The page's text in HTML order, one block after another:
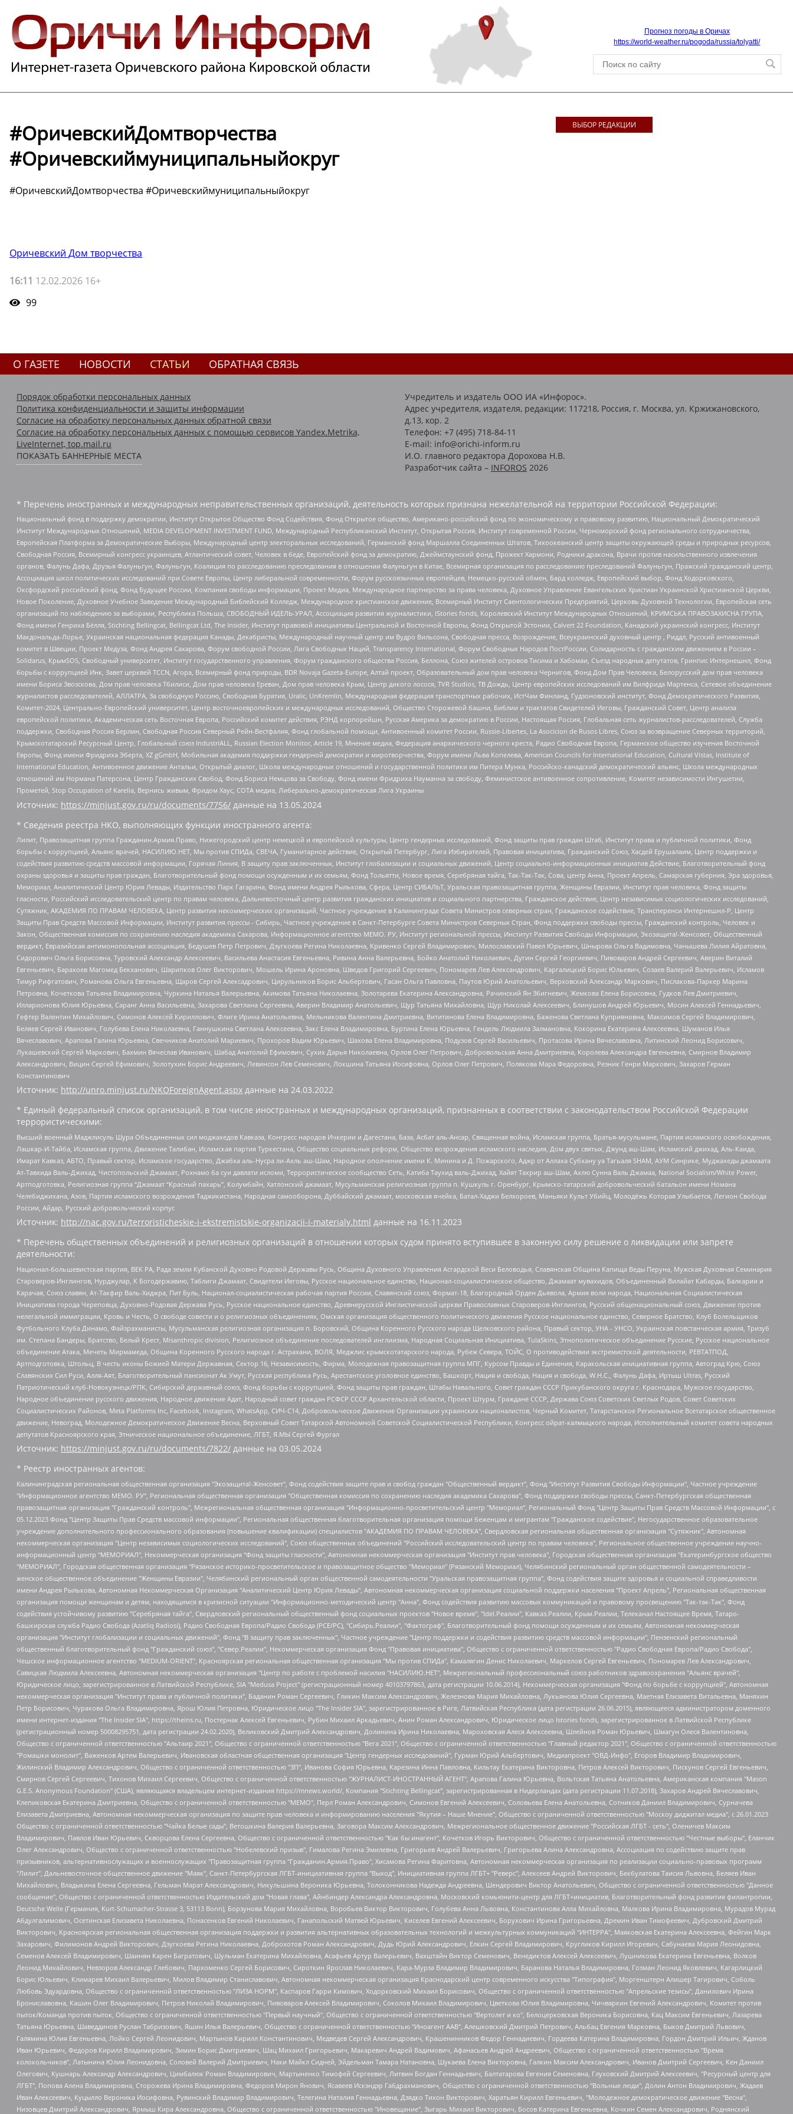
Прогноз погоды в Оричах
https://world-weather.ru/pogoda/russia/tolyatti/
#ОричевскийДомтворчества
#Оричевскиймуниципальныйокруг
#ОричевскийДомтворчества #Оричевскиймуниципальныйокруг
Оричевский Дом творчества
16:11 12.02.2026 16+
99
ВЫБОР РЕДАКЦИИ
О ГАЗЕТЕ НОВОСТИ СТАТЬИ ОБРАТНАЯ СВЯЗЬ
Порядок обработки персональных данных
Политика конфиденциальности и защиты информации
Согласие на обработку персональных данных обратной связи
Согласие на обработку персональных данных с помощью сервисов Yandex.Metrika,
LiveInternet, top.mail.ru
ПОКАЗАТЬ БАННЕРНЫЕ МЕСТА
Учредитель и издатель ООО ИА «Инфорос».
Адрес учредителя, издателя, редакции: 117218, Россия, г. Москва, ул. Кржижановского,
д.13, кор. 2
Телефон: +7 (495) 718-84-11
E-mail: info@orichi-inform.ru
И.О. главного редактора Дорохова Н.В.
Разработчик сайта – INFOROS 2026
* Перечень иностранных и международных неправительственных организаций, деятельность которых признана нежелательной на территории Российской Федерации:
Национальный фонд в поддержку демократии, Институт Открытое Общество Фонд Содействия, Фонд Открытое общество, Американо-российский фонд по экономическому и правовому развитию, Национальный Демократический
Институт Международных Отношений, MEDIA DEVELOPMENT INVESTMENT FUND, Международный Республиканский Институт, Открытая Россия, Институт современной России, Черноморский фонд регионального сотрудничества,
Европейская Платформа за Демократические Выборы, Международный центр электоральных исследований, Германский фонд Маршалла Соединенных Штатов, Тихоокеанский центр защиты окружающей среды и природных ресурсов,
Свободная Россия, Всемирный конгресс украинцев, Атлантический совет, Человек в беде, Европейский фонд за демократию, Джеймстаунский фонд, Прожект Хармони, Родники дракона, Врачи против насильственного извлечения
органов, Фалунь Дафа, Друзья Фалуньгун, Фалуньгун, Коалиция по расследованию преследования в отношении Фалуньгун в Китае, Всемирная организация по расследованию преследований Фалуньгун, Пражский гражданский центр,
Ассоциация школ политических исследований при Совете Европы, Центр либеральной современности, Форум русскоязычных европейцев, Немецко-русский обмен, Бард колледж, Европейский выбор, Фонд Ходорковского,
Оксфордский российский фонд, Фонд Будущее России, Компания свободы информации, Проект Медиа, Международное партнерство за права человека, Духовное Управление Евангельских Христиан Украинской Христианской Церкви,
Новое Поколение, Духовное Учебное Заведение Международный Библейский Колледж, Международное христианское движение, Всемирный Институт Саентологических Предприятий, Церковь Духовной Технологии, Европейская сеть
организаций по наблюдению за выборами, Республика Польша, СВОБОДНЫЙ ИДЕЛЬ-УРАЛ, Ассоциация развития журналистики, IStories fonds, Королевский Институт Международных Отношений, КРИМСЬКА ПРАВОЗАХИСНА ГРУПА,
Фонд имени Генриха Бёлля, Stichting Bellingcat, Bellingcat Ltd, The Insider, Институт правовой инициативы Центральной и Восточной Европы, Фонд Открытой Эстонии, Calvert 22 Foundation, Канадский украинский конгресс, Институт
Макдональда-Лорье, Украинская национальная федерация Канады, Декабристы, Международный научный центр им Вудро Вильсона, Свободная пресса, Возрождение, Всеукраинский духовный центр , Риддл, Русский антивоенный
комитет в Швеции, Проект Медуза, Фонд Андрея Сахарова, Форум свободной России, Лига Свободных Наций, Transparеncy International, Форум Свободных Народов ПостРоссии, Солидарность с гражданским движением в России –
Solidarus, КрымSOS, Свободный университет, Институт государственного управления, Форум гражданского общества Россия, Беллона, Союз жителей островов Тисима и Хабомаи, Съезд народных депутатов, Гринпис Интернешнл, Фонд
борьбы с коррупцией Инк, Завет церквей TCCN, Агора, Всемирный фонд природы, BDR Novaja Gazeta-Europe, Алтай проект, Образовательный дом прав человека Чернигов, Фонд Дом Прав Человека, Белорусский дом прав человека
имени Бориса Звозскова, Дом прав человека Тбилиси, Дом прав человека Ереван, Дом прав человека Крым, Центр дикого лосося, TVR Studios, ТВ Дождь, Центр европейских исследований им Вилфрида Мартенса, Сетевое объединение
журналистов расследователей, АЛЛАТРА, За свободную Россию, Свободная Бурятия, Uralic, UnKremlin, Международная федерация транспортных рабочих, ИстЧам Финланд, Гудзоновский институт, Фонд Демократического Развития,
Комитет-2024, Центрально-Европейский университет, Центр восточноевропейских и международных исследований, Общество Сторожевой башни, Библии и трактатов Свидетелей Иеговы, Гражданский Совет, Центр анализа
европейской политики, Академическая сеть Восточная Европа, Российский комитет действия, РЭНД корпорейшн, Русская Америка за демократию в России, Настоящая Россия, Глобальная сеть журналистов-расследователей, Служба
поддержки, Свободная Россия Берлин, Свободная Россия Северный Рейн-Вестфалия, Фонд глобальной помощи, Антивоенный комитет России, Russie-Libertes, La Asocicion de Rusos Libres, Союз за возвращение Северных территорий,
Крымскотатарский Ресурсный Центр, Глобальный союз IndustriALL, Russian Election Monitor, Article 19, Мнение медиа, Федерация анархического черного креста, Радио Свободная Европа, Германское общество изучения Восточной
Европы, Фонд имени Фридриха Эберта, XZ gGmbH, Мобильная академия поддержки гендерной демократии и миротворчества, Форум имени Льва Копелева, American Councils for International Education, Cultural Vistas, Institute of
International Education, Антивоенное движение Антальи, Открытый диалог, Школа международных отношений и государственной политики им Питера Мунка, Российско-канадский демократический альянс, Школа международных
отношений им Нормана Патерсона, Центр Гражданских Свобод, Фонд Бориса Немцова за Свободу, Фонд имени Фридриха Науманна за свободу, Феминистское антивоенное сопротивление, Комитет независимости Ингушетии,
Прометей, Stop Occupation of Karelia, Вернись живым, Фридом Хаус, СОТА медиа, Либерально-демократическая Лига Украины
Источник: https://minjust.gov.ru/ru/documents/7756/ данные на 13.05.2024
* Сведения реестра НКО, выполняющих функции иностранного агента:
Лилит, Правозащитная группа Гражданин.Армия.Право, Нижегородский центр немецкой и европейской культуры, Центр гендерных исследований, Фонд защиты прав граждан Штаб, Институт права и публичной политики, Фонд
борьбы с коррупцией, Альянс врачей, НАСИЛИЮ.НЕТ, Мы против СПИДа, СВЕЧА, Гуманитарное действие, Открытый Петербург, Лига Избирателей, Правовая инициатива, Гражданский Союз, Хасдей Ерушалаим, Центр поддержки и
содействия развитию средств массовой информации, Горячая Линия, В защиту прав заключенных, Институт глобализации и социальных движений, Центр социально-информационных инициатив Действие, Благотворительный фонд
охраны здоровья и защиты прав граждан, Благотворительный фонд помощи осужденным и их семьям, Фонд Тольятти, Новое время, Серебряная тайга, Так-Так-Так, Сова, центр Анна, Проект Апрель, Самарская губерния, Эра здоровья,
Мемориал, Аналитический Центр Юрия Левады, Издательство Парк Гагарина, Фонд имени Андрея Рылькова, Сфера, Центр СИБАЛЬТ, Уральская правозащитная группа, Женщины Евразии, Институт прав человека, Фонд защиты
гласности, Российский исследовательский центр по правам человека, Дальневосточный центр развития гражданских инициатив и социального партнерства, Гражданское действие, Центр независимых социологических исследований,
Сутяжник, АКАДЕМИЯ ПО ПРАВАМ ЧЕЛОВЕКА, Центр развития некоммерческих организаций, Частное учреждение в Калининграде Совета Министров северных стран, Гражданское содействие, Трансперенси Интернешнл-Р, Центр
Защиты Прав Средств Массовой Информации, Институт развития прессы - Сибирь, Частное учреждение в Санкт-Петербурге Совета Министров Северных Стран, Фонд поддержки свободы прессы, Гражданский контроль, Человек и
Закон, Общественная комиссия по сохранению наследия академика Сахарова, Информационное агентство МЕМО. РУ, Институт региональной прессы, Институт Развития Свободы Информации, Экозащита!-Женсовет, Общественный
вердикт, Евразийская антимонопольная ассоциация, Бедушев Петр Петрович, Дзугкоева Регина Николаевна, Кривенко Сергей Владимирович, Милославский Павел Юрьевич, Шнырова Ольга Вадимовна, Чанышева Лилия Айратовна,
Сидорович Ольга Борисовна, Туровский Александр Алексеевич, Васильева Анастасия Евгеньевна, Ривина Анна Валерьевна, Бойко Анатолий Николаевич, Дугин Сергей Георгиевич, Пивоваров Андрей Сергеевич, Аверин Виталий
Евгеньевич, Барахоев Магомед Бекханович, Шарипков Олег Викторович, Мошель Ирина Ароновна, Шведов Григорий Сергеевич, Пономарев Лев Александрович, Каргалицкий Борис Юльевич, Созаев Валерий Валерьевич, Исламов
Тимур Рифгатович, Романова Ольга Евгеньевна, Щаров Сергей Алексадрович, Цирульников Борис Альбертович, Гасан Ольга Павловна, Паутов Юрий Анатольевич, Верховский Александр Маркович, Пислакова-Паркер Марина
Петровна, Кочеткова Татьяна Владимировна, Чуркина Наталья Валерьевна, Акимова Татьяна Николаевна, Золотарева Екатерина Александровна, Рачинский Ян Збигневич, Жемкова Елена Борисовна, Гудков Лев Дмитриевич,
Илларионова Юлия Юрьевна, Саранг Анна Васильевна, Захарова Светлана Сергеевна, Аверин Владимир Анатольевич, Щур Татьяна Михайловна, Щур Николай Алексеевич, Блинушов Андрей Юрьевич, Мосин Алексей Геннадьевич,
Гефтер Валентин Михайлович, Симонов Алексей Кириллович, Флиге Ирина Анатольевна, Мельникова Валентина Дмитриевна, Вититинова Елена Владимировна, Баженова Светлана Куприяновна, Максимов Сергей Владимирович,
Беляев Сергей Иванович, Голубева Елена Николаевна, Ганнушкина Светлана Алексеевна, Закс Елена Владимировна, Буртина Елена Юрьевна, Гендель Людмила Залмановна, Кокорина Екатерина Алексеевна, Шуманов Илья
Вячеславович, Арапова Галина Юрьевна, Свечников Анатолий Мариевич, Прохоров Вадим Юрьевич, Шахова Елена Владимировна, Подузов Сергей Васильевич, Протасова Ирина Вячеславовна, Литинский Леонид Борисович,
Лукашевский Сергей Маркович, Бахмин Вячеслав Иванович, Шабад Анатолий Ефимович, Сухих Дарья Николаевна, Орлов Олег Петрович, Добровольская Анна Дмитриевна, Королева Александра Евгеньевна, Смирнов Владимир
Александрович, Вицин Сергей Ефимович, Золотухин Борис Андреевич, Левинсон Лев Семенович, Локшина Татьяна Иосифовна, Орлов Олег Петрович, Полякова Мара Федоровна, Резник Генри Маркович, Захаров Герман
Константинович
Источник: http://unro.minjust.ru/NKOForeignAgent.aspx данные на 24.03.2022
* Единый федеральный список организаций, в том числе иностранных и международных организаций, признанных в соответствии с законодательством Российской Федерации
террористическими:
Высший военный Маджлисуль Шура Объединенных сил моджахедов Кавказа, Конгресс народов Ичкерии и Дагестана, База, Асбат аль-Ансар, Священная война, Исламская группа, Братья-мусульмане, Партия исламского освобождения,
Лашкар-И-Тайба, Исламская группа, Движение Талибан, Исламская партия Туркестана, Общество социальных реформ, Общество возрождения исламского наследия, Дом двух святых, Джунд аш-Шам, Исламский джихад, Аль-Каида,
Имарат Кавказ, АБТО, Правый сектор, Исламское государство, Джабха аль-Нусра ли-Ахль аш-Шам, Народное ополчение имени К. Минина и Д. Пожарского, Аджр от Аллаха Субхану уа Тагьаля SHAM, АУМ Синрике, Муджахеды джамаата
Ат-Тавхида Валь-Джихад, Чистопольский Джамаат, Рохнамо ба суи давлати исломи, Террористическое сообщество Сеть, Катиба Таухид валь-Джихад, Хайят Тахрир аш-Шам, Ахлю Сунна Валь Джамаа, National Socialism/White Power,
Артподготовка, Религиозная группа “Джамаат “Красный пахарь”, Колумбайн, Хатлонский джамаат, Мусульманская религиозная группа п. Кушкуль г. Оренбург, Крымско-татарский добровольческий батальон имени Номана
Челебиджихана, Азов, Партия исламского возрождения Таджикистана, Народная самооборона, Дуббайский джамаат, московская ячейка, Батал-Хаджи Белхороев, Маньяки Культ Убийц, Молодёжь Которая Улыбается, Легион Свобода
России, Айдар, Русский добровольческий корпус
Источник: http://nac.gov.ru/terroristicheskie-i-ekstremistskie-organizacii-i-materialy.html данные на 16.11.2023
* Перечень общественных объединений и религиозных организаций в отношении которых судом принято вступившее в законную силу решение о ликвидации или запрете
деятельности:
Национал-большевистская партия, ВЕК РА, Рада земли Кубанской Духовно Родовой Державы Русь, Община Духовного Управления Асгардской Веси Беловодья, Славянская Община Капища Веды Перуна, Мужская Духовная Семинария
Староверов-Инглингов, Нурджулар, К Богодержавию, Таблиги Джамаат, Свидетели Иеговы, Русское национальное единство, Национал-социалистическое общество, Джамаат мувахидов, Объединенный Вилайат Кабарды, Балкарии и
Карачая, Союз славян, Ат-Такфир Валь-Хиджра, Пит Буль, Национал-социалистическая рабочая партия России, Славянский союз, Формат-18, Благородный Орден Дьявола, Армия воли народа, Национальная Социалистическая
Инициатива города Череповца, Духовно-Родовая Держава Русь, Русское национальное единство, Древнерусской Инглистической церкви Православных Староверов-Инглингов, Русский общенациональный союз, Движение против
нелегальной иммиграции, Кровь и Честь, О свободе совести и о религиозных объединениях, Омская организация общественного политического движения Русское национальное единство, Северное Братство, Клуб Болельщиков
Футбольного Клуба Динамо, Файзрахманисты, Мусульманская религиозная организация п. Боровский, Община Коренного Русского народа Щелковского района, Правый сектор, УНА - УНСО, Украинская повстанческая армия, Тризуб
им. Степана Бандеры, Братство, Белый Крест, Misanthropic division, Религиозное объединение последователей инглиизма, Народная Социальная Инициатива, TulaSkins, Этнополитическое объединение Русские, Русское национальное
объединение Атака, Мечеть Мирмамеда, Община Коренного Русского народа г. Астрахани, ВОЛЯ, Меджлис крымскотатарского народа, Рубеж Севера, ТОЙС, О противодействии экстремистской деятельности, РЕВТАТПОД,
Артподготовка, Штольц, В честь иконы Божией Матери Державная, Сектор 16, Независимость, Фирма, Молодежная правозащитная группа МПГ, Курсом Правды и Единения, Каракольская инициативная группа, Автоград Крю, Союз
Славянских Сил Руси, Алля-Аят, Благотворительный пансионат Ак Умут, Русская республика Русь, Арестантское уголовное единство, Башкорт, Нация и свобода, Нация и свобода, W.H.С., Фалунь Дафа, Иртыш Ultras, Русский
Патриотический клуб-Новокузнецк/РПК, Сибирский державный союз, Фонд борьбы с коррупцией, Фонд защиты прав граждан, Штабы Навального, Совет граждан СССР Прикубанского округа г. Краснодара, Мужское государство,
Народное объединение русского движения, Народное движение Адат, Народный совет граждан РСФСР СССР Архангельской области, Проект Штурм, Граждане СССР, Держава Союз Советских Светлых Родов, Совет Советских
Социалистических Районов, Meta Platforms Inc, Facebook, Instagram, WhatsApp, СИЧ-С14, Добровольческое Движение Организации украинских националистов, Черный Комитет, Татарстанское Региональное Всетатарское общественное
движение, Невоград, Молодежное Демократическое Движение Весна, Верховный Совет Татарской Автономной Советской Социалистической Республики, Конгресс ойрат-калмыцкого народа, Исполнительный комитет совета народных
депутатов Красноярского края, Этническое национальное объединение, ЛГБТ, Я.МЫ Сергей Фургал
Источник: https://minjust.gov.ru/ru/documents/7822/ данные на 03.05.2024
* Реестр иностранных агентов:
Калининградская региональная общественная организация "Экозащита!-Женсовет", Фонд содействия защите прав и свобод граждан "Общественный вердикт", Фонд "Институт Развития Свободы Информации", Частное учреждение "Информационное агентство МЕМО. РУ", Региональная общественная организация "Общественная комиссия по сохранению наследия академика Сахарова", Фонд поддержки свободы прессы, Санкт-Петербургская общественная правозащитная организация "Гражданский контроль", Межрегиональная общественная организация "Информационно-просветительский центр "Мемориал", Региональный Фонд "Центр Защиты Прав Средств Массовой Информации", с 05.12.2023 Фонд "Центр Защиты Прав Средств массовой информации", Региональная общественная благотворительная организация помощи беженцам и мигрантам "Гражданское содействие", Негосударственное образовательное учреждение дополнительного профессионального образования (повышение квалификации) специалистов "АКАДЕМИЯ ПО ПРАВАМ ЧЕЛОВЕКА", Свердловская региональная общественная организация "Сутяжник", Автономная некоммерческая организация "Центр независимых социологических исследований", Союз общественных объединений "Российский исследовательский центр по правам человека", Региональное общественное учреждение научно-информационный центр "МЕМОРИАЛ", Некоммерческая организация "Фонд защиты гласности", Автономная некоммерческая организация "Институт прав человека", Городская общественная организация "Екатеринбургское общество "МЕМОРИАЛ", Городская общественная организация "Рязанское историко-просветительское и правозащитное общество "Мемориал" (Рязанский Мемориал), Челябинский региональный орган общественной самодеятельности – женское общественное объединение "Женщины Евразии", Челябинский региональный орган общественной самодеятельности "Уральская правозащитная группа", Фонд содействия защите здоровья и социальной справедливости имени Андрея Рылькова, Автономная Некоммерческая Организация "Аналитический Центр Юрия Левады", Автономная некоммерческая организация социальной поддержки населения "Проект Апрель", Региональная общественная организация помощи женщинам и детям, находящимся в кризисной ситуации "Информационно-методический центр "Анна", Фонд содействия развитию массовых коммуникаций и правовому просвещению "Так-так-Так", Фонд содействия устойчивому развитию "Серебряная тайга", Свердловский региональный общественный фонд социальных проектов "Новое время", "Idel.Реалии", Кавказ.Реалии, Крым.Реалии, Телеканал Настоящее Время, Татаро-башкирская служба Радио Свобода (Azatliq Radiosi), Радио Свободная Европа/Радио Свобода (PCE/PC), "Сибирь.Реалии", "Фактограф", Благотворительный фонд помощи осужденным и их семьям, Автономная некоммерческая организация "Институт глобализации и социальных движений", Фонд "В защиту прав заключенных", Частное учреждение "Центр поддержки и содействия развитию средств массовой информации", Пензенский региональный общественный благотворительный фонд "Гражданский союз", "Север.Реалии", Некоммерческая организация Фонд "Правовая инициатива", Общество с ограниченной ответственностью "Радио Свободная Европа/Радио Свобода", Чешское информационное агентство "MEDIUM-ORIENT", Красноярская региональная общественная организация "Мы против СПИДа", Камалягин Денис Николаевич, Маркелов Сергей Евгеньевич, Пономарев Лев Александрович, Савицкая Людмила Алексеевна, Автономная некоммерческая организация "Центр по работе с проблемой насилия "НАСИЛИЮ.НЕТ", Межрегиональный профессиональный союз работников здравоохранения "Альянс врачей", Юридическое лицо, зарегистрированное в Латвийской Республике, SIA "Medusa Project" (регистрационный номер 40103797863, дата регистрации 10.06.2014), Некоммерческая организация "Фонд по борьбе с коррупцией", Автономная некоммерческая организация "Институт права и публичной политики", Баданин Роман Сергеевич, Гликин Максим Александрович, Железнова Мария Михайловна, Лукьянова Юлия Сергеевна, Маетная Елизавета Витальевна, Маняхин Петр Борисович, Чуракова Ольга Владимировна, Ярош Юлия Петровна, Юридическое лицо "The Insider SIA", зарегистрированное в Риге, Латвийская Республика (дата регистрации 26.06.2015), являющееся администратором доменного имени интернет-издания "The Insider SIA", https://theins.ru, Постернак Алексей Евгеньевич, Рубин Михаил Аркадьевич, Анин Роман Александрович, Юридическое лицо Istories fonds, зарегистрированное в Латвийской Республике (регистрационный номер 50008295751, дата регистрации 24.02.2020), Великовский Дмитрий Александрович, Долинина Ирина Николаевна, Мароховская Алеся Алексеевна, Шлейнов Роман Юрьевич, Шмагун Олеся Валентиновна, Общество с ограниченной ответственностью "Альтаир 2021", Общество с ограниченной ответственностью "Вега 2021", Общество с ограниченной ответственностью "Главный редактор 2021", Общество с ограниченной ответственностью "Ромашки монолит", Важенков Артем Валерьевич, Ивановская областная общественная организация "Центр гендерных исследований", Гурман Юрий Альбертович, Медиапроект "ОВД-Инфо", Егоров Владимир Владимирович, Жилинский Владимир Александрович, Общество с ограниченной ответственностью "ЗП", Иванова София Юрьевна, Карезина Инна Павловна, Кильтау Екатерина Викторовна, Петров Алексей Викторович, Пискунов Сергей Евгеньевич, Смирнов Сергей Сергеевич, Тихонов Михаил Сергеевич, Общество с ограниченной ответственностью "ЖУРНАЛИСТ-ИНОСТРАННЫЙ АГЕНТ", Арапова Галина Юрьевна, Вольтская Татьяна Анатольевна, Американская компания "Mason G.E.S. Anonymous Foundation" (США), являющаяся владельцем интернет-издания https://mnews.world/, Компания "Stichting Bellingcat", зарегистрированная в Нидерландах (дата регистрации 11.07.2018), Захаров Андрей Вячеславович, Клепиковская Екатерина Дмитриевна, Общество с ограниченной ответственностью "МЕМО", Перл Роман Александрович, Симонов Евгений Алексеевич, Соловьева Елена Анатольевна, Сотников Даниил Владимирович, Сурначева Елизавета Дмитриевна, Автономная некоммерческая организация по защите прав человека и информированию населения "Якутия – Наше Мнение", Общество с ограниченной ответственностью "Москоу диджитал медиа", с 26.01.2023 Общество с ограниченной ответственностью "Чайка Белые сады", Ветошкина Валерия Валерьевна, Заговора Максим Александрович, Межрегиональное общественное движение "Российская ЛГБТ - сеть", Оленичев Максим Владимирович, Павлов Иван Юрьевич, Скворцова Елена Сергеевна, Общество с ограниченной ответственностью "Как бы инагент", Кочетков Игорь Викторович, Общество с ограниченной ответственностью "Честные выборы", Еланчик Олег Александрович, Общество с ограниченной ответственностью "Нобелевский призыв", Гималова Регина Эмилевна, Григорьев Андрей Валерьевич, Григорьева Алина Александровна, Ассоциация по содействию защите прав призывников, альтернативнослужащих и военнослужащих "Правозащитная группа "Гражданин.Армия.Право", Хисамова Регина Фаритовна, Автономная некоммерческая организация по реализации социально-правовых программ "Лилит", Дальневосточное общественное движение "Маяк", Санкт-Петербургская ЛГБТ-инициативная группа "Выход", Инициативная группа ЛГБТ+ "Реверс", Алексеев Андрей Викторович, Бекбулатова Таисия Львовна, Беляев Иван Михайлович, Владыкина Елена Сергеевна, Гельман Марат Александрович, Никульшина Вероника Юрьевна, Толоконникова Надежда Андреевна, Шендерович Виктор Анатольевич, Общество с ограниченной ответственностью "Данное сообщение", Общество с ограниченной ответственностью Издательский дом "Новая глава", Айнбиндер Александра Александровна, Московский комьюнити-центр для ЛГБТ+инициатив, Благотворительный фонд развития филантропии, Deutsche Welle (Германия, Kurt-Schumacher-Strasse 3, 53113 Bonn), Борзунова Мария Михайловна, Воробьев Виктор Викторович, Голубева Анна Львовна, Константинова Алла Михайловна, Малкова Ирина Владимировна, Мурадов Мурад Абдулгалимович, Осетинская Елизавета Николаевна, Понасенков Евгений Николаевич, Ганапольский Матвей Юрьевич, Киселев Евгений Алексеевич, Борухович Ирина Григорьевна, Дремин Иван Тимофеевич, Дубровский Дмитрий Викторович, Красноярская региональная общественная организация поддержки и развития альтернативных образовательных технологий и межкультурных коммуникаций "ИНТЕРРА", Маяковская Екатерина Алексеевна, Фейгин Марк Захарович, Филимонов Андрей Викторович, Дзугкоева Регина Николаевна, Доброхотов Роман Александрович, Дудь Юрий Александрович, Елкин Сергей Владимирович, Кругликов Кирилл Игоревич, Сабунаева Мария Леонидовна, Семенов Алексей Владимирович, Шаинян Карен Багратович, Шульман Екатерина Михайловна, Асафьев Артур Валерьевич, Вахштайн Виктор Семенович, Венедиктов Алексей Алексеевич, Лушникова Екатерина Евгеньевна, Волков Леонид Михайлович, Невзоров Александр Глебович, Пархоменко Сергей Борисович, Сироткин Ярослав Николаевич, Кара-Мурза Владимир Владимирович, Баранова Наталья Владимировна, Гозман Леонид Яковлевич, Кагарлицкий Борис Юльевич, Климарев Михаил Валерьевич, Милов Владимир Станиславович, Автономная некоммерческая организация Краснодарский центр современного искусства "Типография", Моргенштерн Алишер Тагирович, Соболь Любовь Эдуардовна, Общество с ограниченной ответственностью "ЛИЗА НОРМ", Каспаров Гарри Кимович, Ходорковский Михаил Борисович, Общество с ограниченной ответственностью "Апрельские тезисы", Данилович Ирина Брониславовна, Кашин Олег Владимирович, Петров Николай Владимирович, Пивоваров Алексей Владимирович, Соколов Михаил Владимирович, Цветкова Юлия Владимировна, Чичваркин Евгений Александрович, Комитет против пыток/Команда против пыток, Общество с ограниченной ответственностью "Первый научный", Общество с ограниченной ответственностью "Вертолет и ко", Белоцерковская Вероника Борисовна, Кац Максим Евгеньевич, Лазарева Татьяна Юрьевна, Шаведдинов Руслан Табризович, Яшин Илья Валерьевич, Общество с ограниченной ответственностью "Иноагент ААВ", Алешковский Дмитрий Петрович, Альбац Евгения Марковна, Быков Дмитрий Львович, Галямина Юлия Евгеньевна, Лойко Сергей Леонидович, Мартынов Кирилл Константинович, Медведев Сергей Александрович, Крашенинников Федор Геннадиевич, Гордеева Катерина Вл